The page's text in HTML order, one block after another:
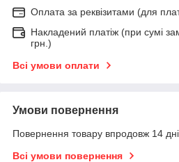
Оплата за реквізитами (для
Накладений платіж (при сумі
грн.)
Всі умови оплати
Умови повернення
Повернення товару впродовж 14
Всі умови повернення